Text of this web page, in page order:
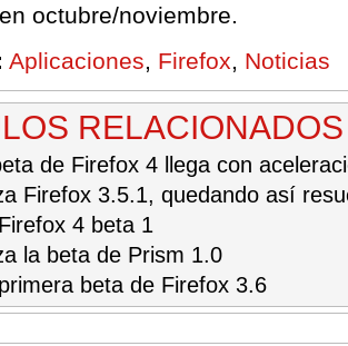
octubre/noviembre.
Aplicaciones, Firefox, Noticias
RELACIONADOS
de Firefox 4 llega con
Firefox 3.5.1, quedando así
4 beta 1
la beta de Prism 1.0
beta de Firefox 3.6